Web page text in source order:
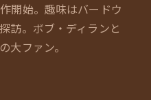
開始。趣味はバードウ
訪。ボブ・ディランと
大ファン。